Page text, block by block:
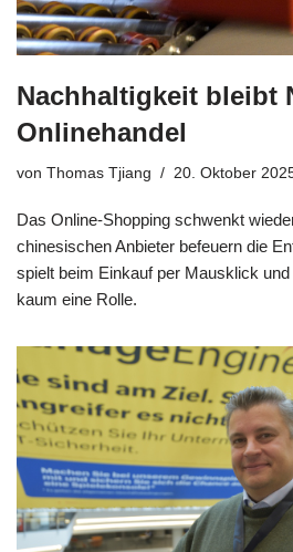
Nachhaltigkeit bleibt
Onlinehandel
von Thomas Tjiang 20. Oktober
Das Online-Shopping schwenkt
chinesischen Anbieter befeuern die
spielt beim Einkauf per Mausklick
kaum eine Rolle.